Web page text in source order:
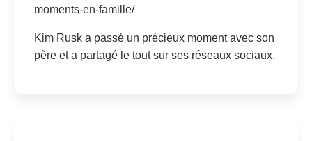
moments-en-famille/
Kim Rusk a passé un précieux moment avec son
père et a partagé le tout sur ses réseaux sociaux.